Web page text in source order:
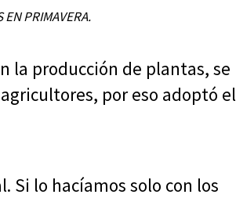
EN PRIMAVERA.
la producción de plantas, se
por eso adoptó el
Si lo hacíamos solo con los